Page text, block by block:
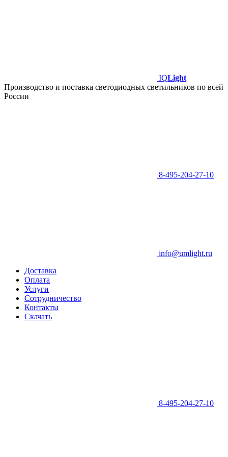
IQLight
Производство и поставка светодиодных светильников по всей
России
8-495-204-27-10
info@umlight.ru
Доставка
Оплата
Услуги
Сотрудничество
Контакты
Скачать
8-495-204-27-10